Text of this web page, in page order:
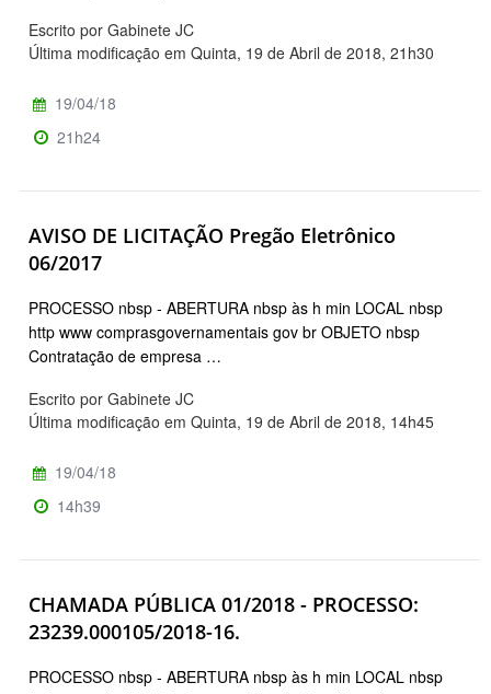
Escrito por Gabinete JC
Última modificação em Quinta, 19 de Abril de 2018, 21h30
19/04/18
21h24
AVISO DE LICITAÇÃO Pregão Eletrônico
06/2017
PROCESSO nbsp - ABERTURA nbsp às h min LOCAL nbsp
http www comprasgovernamentais gov br OBJETO nbsp
Contratação de empresa …
Escrito por Gabinete JC
Última modificação em Quinta, 19 de Abril de 2018, 14h45
19/04/18
14h39
CHAMADA PÚBLICA 01/2018 - PROCESSO:
23239.000105/2018-16.
PROCESSO nbsp - ABERTURA nbsp às h min LOCAL nbsp